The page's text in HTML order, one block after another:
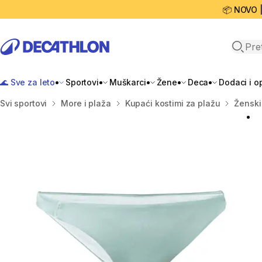
📦 NOVO
Open
🌊 Sve za leto Sportovi Muškarci Žene Deca Dodaci i
Početna stranica
Svi sportovi More i plaža Kupaći kostimi za plažu